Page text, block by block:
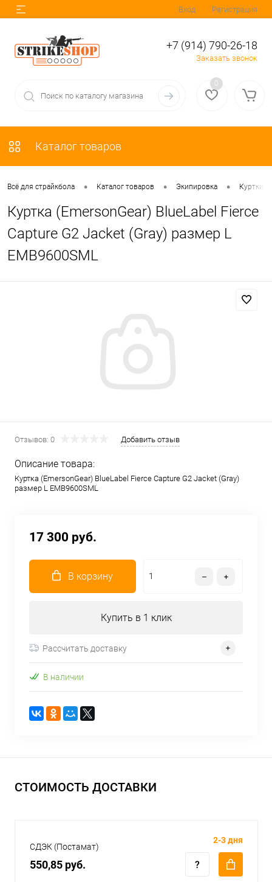
Вход Регистрация
+7 (914) 790-26-18
Заказать звонок
0
Каталог товаров
Всё для страйкбола • Каталог товаров • Экипировка • Куртки
Куртка (EmersonGear) BlueLabel Fierce
Capture G2 Jacket (Gray) размер L
EMB9600SML
Отзывов: 0 Добавить отзыв
Описание товара:
Куртка (EmersonGear) BlueLabel Fierce Capture G2 Jacket (Gray)
размер L EMB9600SML
17 300 руб.
В корзину
Купить в 1 клик
Рассчитать доставку
В наличии
СТОИМОСТЬ ДОСТАВКИ
СДЭК (Постамат)
550,85 руб.
2-3 дня